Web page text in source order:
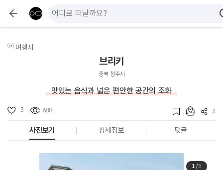
여행지
브리키
충북 청주시
맛있는 음식과 넓은 편안한 공간의 조화
3 688 3
사진보기 상세정보 댓글
1/8